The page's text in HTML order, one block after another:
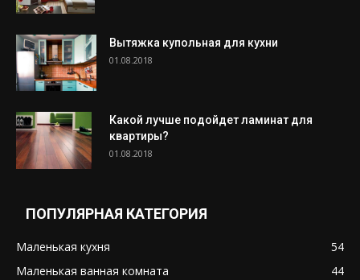
Вытяжка купольная для кухни
01.08.2018
Какой лучше подойдет ламинат для
квартиры?
01.08.2018
ПОПУЛЯРНАЯ КАТЕГОРИЯ
Маленькая кухня
54
Маленькая ванная комната
44